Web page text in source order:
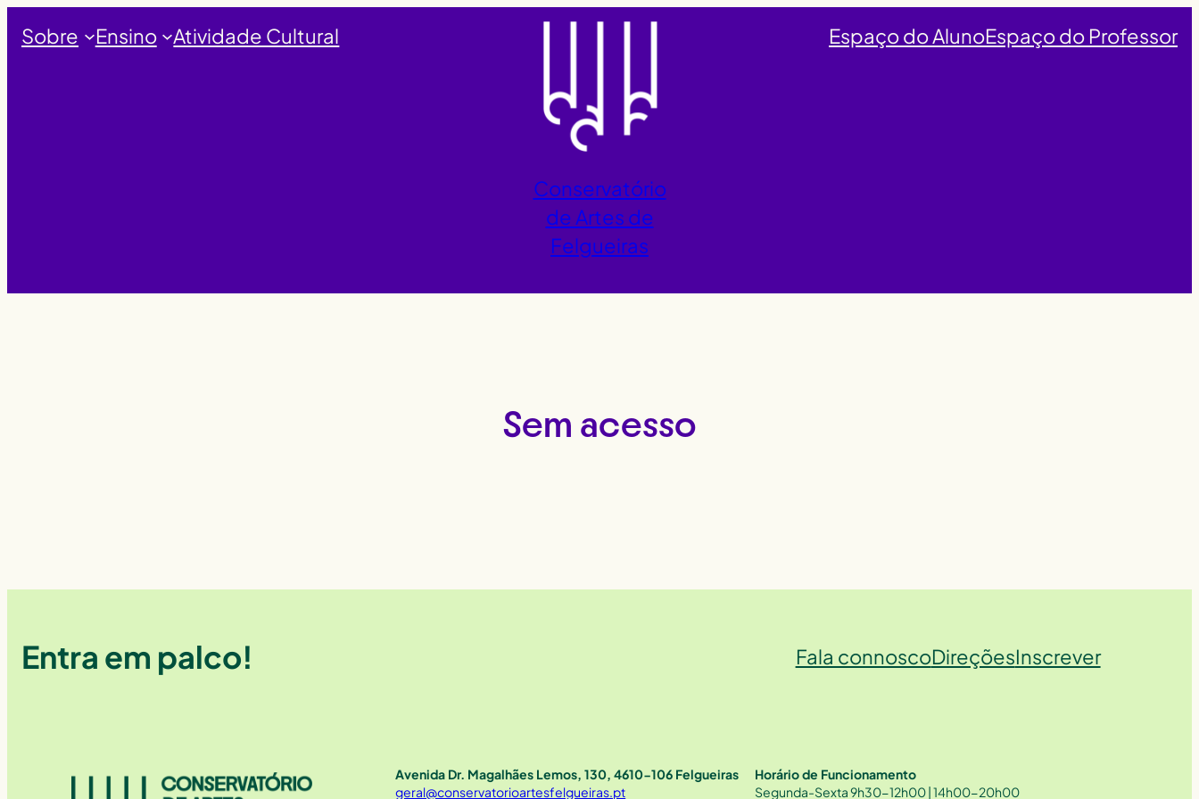
para
Sobre Ensino Atividade Cultural
Conservatório
de Artes de
Felgueiras
Espaço do AlunoEspaço do Professor
Sem acesso
Entra em palco! Fala connoscoDireçõesInscrever
Avenida Dr. Magalhães Lemos, 130, 4610-106 Felgueiras
geral@conservatorioartesfelgueiras.pt
Horário de Funcionamento
Segunda-Sexta 9h30-12h00 | 14h00-20h00